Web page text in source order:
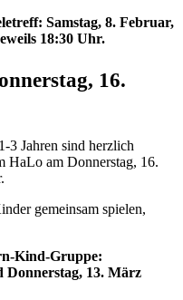
Samstag, 8. Februar,
18:30 Uhr.
16.
Jahren sind herzlich
HaLo am Donnerstag, 16.
gemeinsam spielen,
Kind-Gruppe:
Donnerstag, 13. März